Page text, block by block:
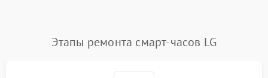
Этапы ремонта смарт-часов LG